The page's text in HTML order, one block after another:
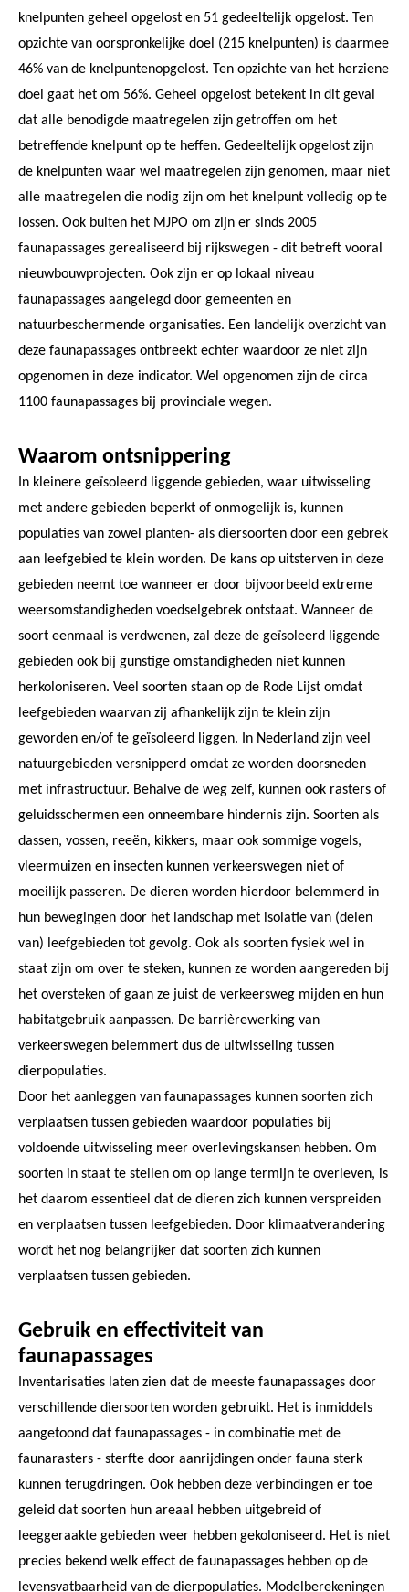
knelpunten geheel opgelost en 51 gedeeltelijk opgelost. Ten
opzichte van oorspronkelijke doel (215 knelpunten) is daarmee
46% van de knelpuntenopgelost. Ten opzichte van het herziene
doel gaat het om 56%. Geheel opgelost betekent in dit geval
dat alle benodigde maatregelen zijn getroffen om het
betreffende knelpunt op te heffen. Gedeeltelijk opgelost zijn
de knelpunten waar wel maatregelen zijn genomen, maar niet
alle maatregelen die nodig zijn om het knelpunt volledig op te
lossen. Ook buiten het MJPO om zijn er sinds 2005
faunapassages gerealiseerd bij rijkswegen - dit betreft vooral
nieuwbouwprojecten. Ook zijn er op lokaal niveau
faunapassages aangelegd door gemeenten en
natuurbeschermende organisaties. Een landelijk overzicht van
deze faunapassages ontbreekt echter waardoor ze niet zijn
opgenomen in deze indicator. Wel opgenomen zijn de circa
1100 faunapassages bij provinciale wegen.
Waarom ontsnippering
In kleinere geïsoleerd liggende gebieden, waar uitwisseling
met andere gebieden beperkt of onmogelijk is, kunnen
populaties van zowel planten- als diersoorten door een gebrek
aan leefgebied te klein worden. De kans op uitsterven in deze
gebieden neemt toe wanneer er door bijvoorbeeld extreme
weersomstandigheden voedselgebrek ontstaat. Wanneer de
soort eenmaal is verdwenen, zal deze de geïsoleerd liggende
gebieden ook bij gunstige omstandigheden niet kunnen
herkoloniseren. Veel soorten staan op de Rode Lijst omdat
leefgebieden waarvan zij afhankelijk zijn te klein zijn
geworden en/of te geïsoleerd liggen. In Nederland zijn veel
natuurgebieden versnipperd omdat ze worden doorsneden
met infrastructuur. Behalve de weg zelf, kunnen ook rasters of
geluidsschermen een onneembare hindernis zijn. Soorten als
dassen, vossen, reeën, kikkers, maar ook sommige vogels,
vleermuizen en insecten kunnen verkeerswegen niet of
moeilijk passeren. De dieren worden hierdoor belemmerd in
hun bewegingen door het landschap met isolatie van (delen
van) leefgebieden tot gevolg. Ook als soorten fysiek wel in
staat zijn om over te steken, kunnen ze worden aangereden bij
het oversteken of gaan ze juist de verkeersweg mijden en hun
habitatgebruik aanpassen. De barrièrewerking van
verkeerswegen belemmert dus de uitwisseling tussen
dierpopulaties.
Door het aanleggen van faunapassages kunnen soorten zich
verplaatsen tussen gebieden waardoor populaties bij
voldoende uitwisseling meer overlevingskansen hebben. Om
soorten in staat te stellen om op lange termijn te overleven, is
het daarom essentieel dat de dieren zich kunnen verspreiden
en verplaatsen tussen leefgebieden. Door klimaatverandering
wordt het nog belangrijker dat soorten zich kunnen
verplaatsen tussen gebieden.
Gebruik en effectiviteit van
faunapassages
Inventarisaties laten zien dat de meeste faunapassages door
verschillende diersoorten worden gebruikt. Het is inmiddels
aangetoond dat faunapassages - in combinatie met de
faunarasters - sterfte door aanrijdingen onder fauna sterk
kunnen terugdringen. Ook hebben deze verbindingen er toe
geleid dat soorten hun areaal hebben uitgebreid of
leeggeraakte gebieden weer hebben gekoloniseerd. Het is niet
precies bekend welk effect de faunapassages hebben op de
levensvatbaarheid van de dierpopulaties. Modelberekeningen